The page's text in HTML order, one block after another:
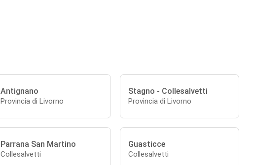
Antignano
Provincia di Livorno
Stagno - Collesalvetti
Provincia di Livorno
Parrana San Martino
Collesalvetti
Guasticce
Collesalvetti